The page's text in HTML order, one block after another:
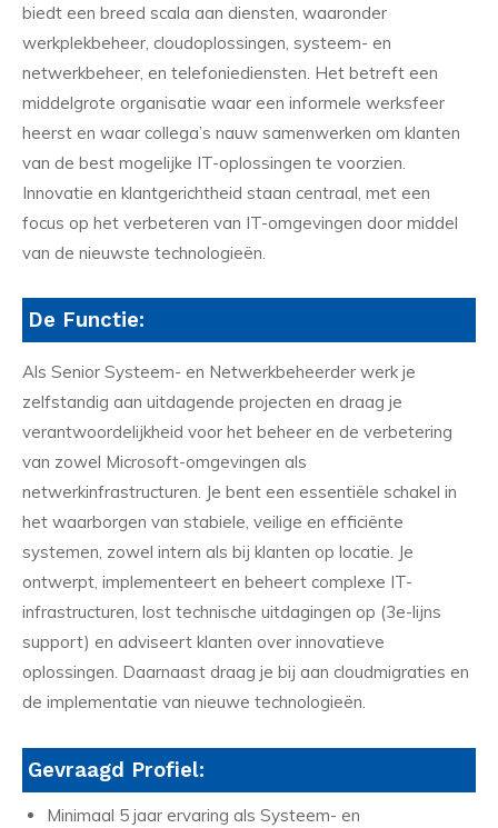
biedt een breed scala aan diensten, waaronder
werkplekbeheer, cloudoplossingen, systeem- en
netwerkbeheer, en telefoniediensten. Het betreft een
middelgrote organisatie waar een informele werksfeer
heerst en waar collega’s nauw samenwerken om klanten
van de best mogelijke IT-oplossingen te voorzien.
Innovatie en klantgerichtheid staan centraal, met een
focus op het verbeteren van IT-omgevingen door middel
van de nieuwste technologieën.
De Functie:
Als Senior Systeem- en Netwerkbeheerder werk je
zelfstandig aan uitdagende projecten en draag je
verantwoordelijkheid voor het beheer en de verbetering
van zowel Microsoft-omgevingen als
netwerkinfrastructuren. Je bent een essentiële schakel in
het waarborgen van stabiele, veilige en efficiënte
systemen, zowel intern als bij klanten op locatie. Je
ontwerpt, implementeert en beheert complexe IT-
infrastructuren, lost technische uitdagingen op (3e-lijns
support) en adviseert klanten over innovatieve
oplossingen. Daarnaast draag je bij aan cloudmigraties en
de implementatie van nieuwe technologieën.
Gevraagd Profiel:
Minimaal 5 jaar ervaring als Systeem- en